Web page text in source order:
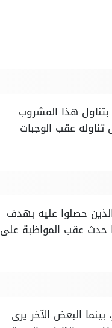
هذا المشروب
عقب الوجبات
حصلوا عليه بهدف
حدث عقب المواظبة على
البعض الآخر يرى